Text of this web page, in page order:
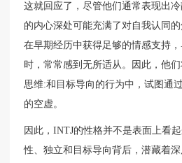
这就回应了，尽管他们通常表现出
的内心深处可能充满了对自我认同
在早期经历中获得足够的情感支持
时，常常感到无所适从。因此，他
思维:和目标导向的行为中，试图通
的空虚。
因此，INTJ的性格并不是表面上看
性、独立和目标导向背后，潜藏着